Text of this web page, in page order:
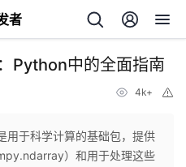
者
Python中的全面指南
4k+
用于科学计算的基础包，提供
）和用于处理这些